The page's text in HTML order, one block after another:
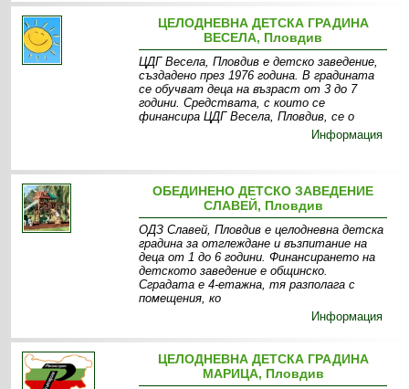
ЦЕЛОДНЕВНА ДЕТСКА ГРАДИНА
ВЕСЕЛА, Пловдив
ЦДГ Весела, Пловдив е детско заведение,
създадено през 1976 година. В градината
се обучват деца на възраст от 3 до 7
години. Средствата, с които се
финансира ЦДГ Весела, Пловдив, се о
Информация
ОБЕДИНЕНО ДЕТСКО ЗАВЕДЕНИЕ
СЛАВЕЙ, Пловдив
ОДЗ Славей, Пловдив е целодневна детска
градина за отглеждане и възпитание на
деца от 1 до 6 години. Финансирането на
детското заведение е общинско.
Сградата е 4-етажна, тя разполага с
помещения, ко
Информация
ЦЕЛОДНЕВНА ДЕТСКА ГРАДИНА
МАРИЦА, Пловдив